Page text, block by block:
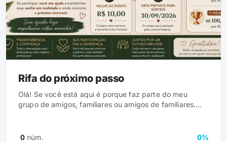
Rifa do próximo passo
Olá! Se você está aqui é porque faz parte do meu
grupo de amigos, familiares ou amigos de familiares.
transição e construção da minha carreira como
0 núm. 0%